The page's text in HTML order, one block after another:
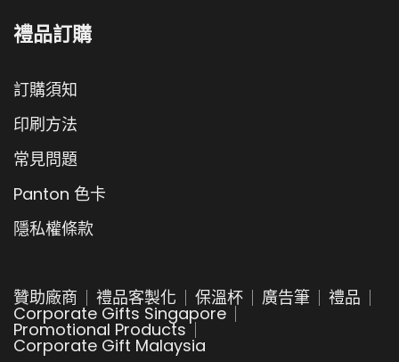
禮品訂購
訂購須知
印刷方法
常見問題
Panton 色卡
隱私權條款
贊助廠商 禮品客製化 保溫杯 廣告筆 禮品
Corporate Gifts Singapore
Promotional Products
Corporate Gift Malaysia